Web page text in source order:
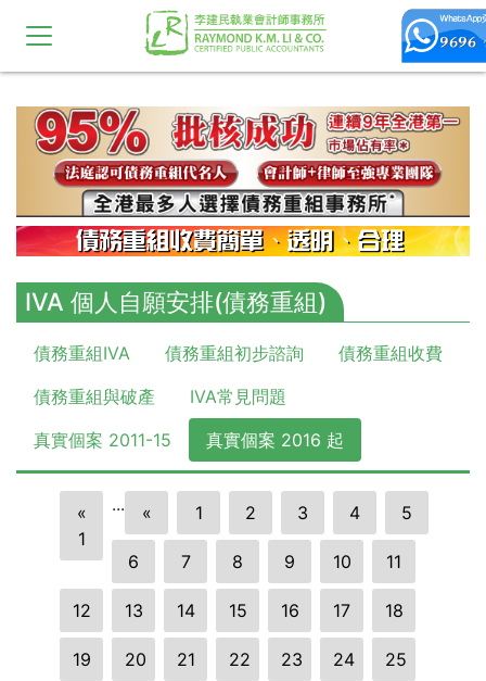
10,11,12,13,14,15,16,17,18,19,20
IVA 個人自願安排(債務重組)
債務重組IVA 債務重組初步諮詢
債務重組收費
債務重組與破產
IVA常見問題
真實個案 2011-15
真實個案 2016 起
«
1
... « 1 2 3 4 5
6 7 8 9 10 11
12 13 14 15 16 17 18
19 20 21 22 23 24 25